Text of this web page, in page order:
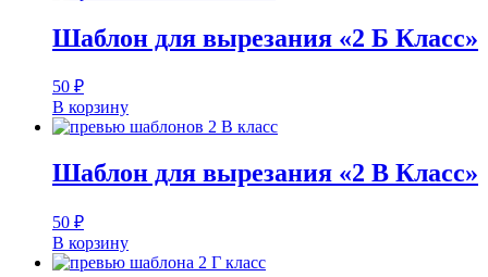
Шаблон для вырезания «2 Б Класс»
50 ₽
В корзину
Шаблон для вырезания «2 В Класс»
50 ₽
В корзину